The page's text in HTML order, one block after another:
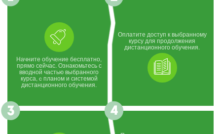
Начните обучение бесплатно,
прямо сейчас. Ознакомьтесь с
вводной частью выбранного
курса, c планом и системой
дистанционного обучения.
Оплатите доступ к выбранному
курсу для продолжения
дистанционного обучения.